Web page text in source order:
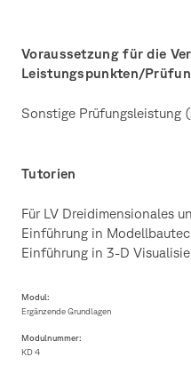
Voraussetzung für die
Leistungspunkten/
Sonstige Prüfungsleistung
Tutorien
Für LV Dreidimensionales
Einführung in
Einführung in 3-D
Modul:
Ergänzende Grundlagen
Modulnummer:
KD 4